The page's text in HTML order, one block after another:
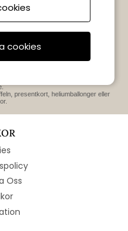
FÅ 10 % RABATT
nyheter direkt i din inkorg.
presentkort, heliumballonger eller
Oss
cookies